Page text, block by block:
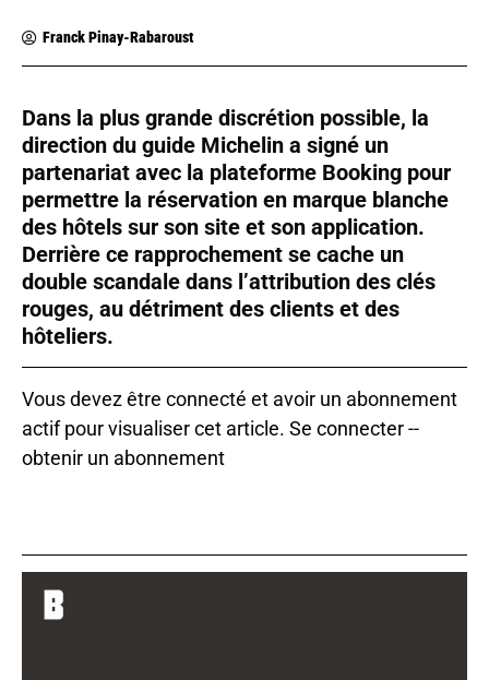
Franck Pinay-Rabaroust
Dans la plus grande discrétion possible, la
direction du guide Michelin a signé un
partenariat avec la plateforme Booking pour
permettre la réservation en marque blanche
des hôtels sur son site et son application.
Derrière ce rapprochement se cache un
double scandale dans l’attribution des clés
rouges, au détriment des clients et des
hôteliers.
Vous devez être connecté et avoir un abonnement
actif pour visualiser cet article. Se connecter--
obtenir un abonnement